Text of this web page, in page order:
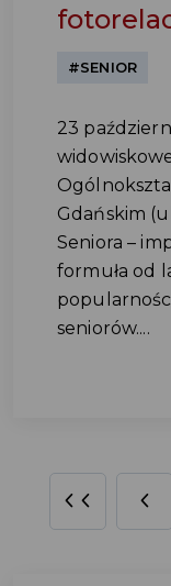
#SENIOR
23
Gdańskim
Seniora –
formuła od
seniorów....